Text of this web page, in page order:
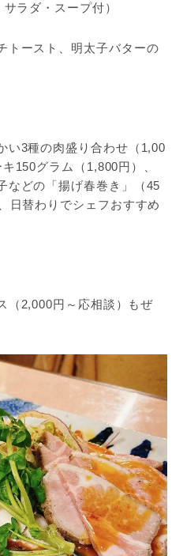
ラダ・スープ付）
トースト、明太子バターの
い3種の肉盛り合わせ（1,00
150グラム（1,800円）、
などの「揚げ春巻き」（45
日替わりでシェフおすすめ
（2,000円～応相談）もぜ